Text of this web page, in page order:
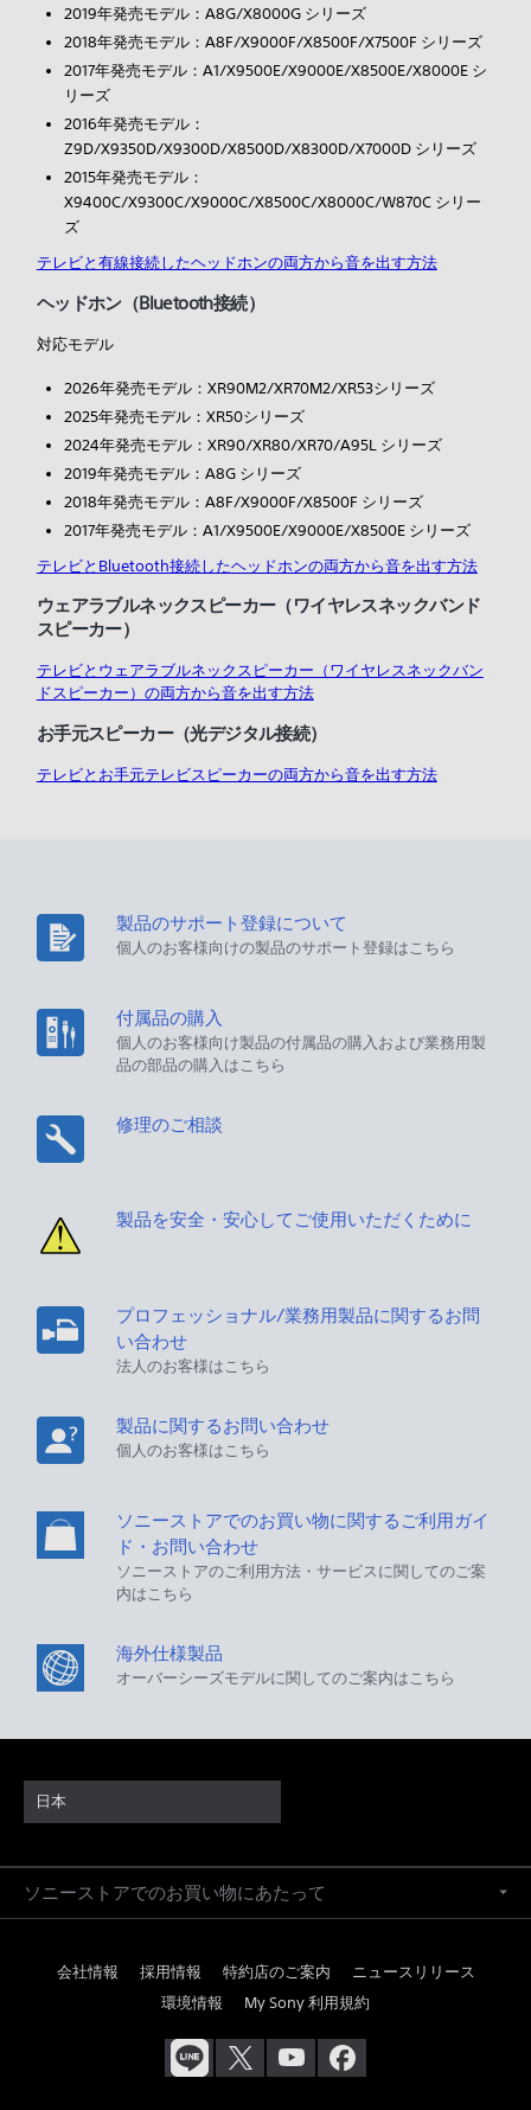
2019年発売モデル：A8G/X8000G シリーズ
2018年発売モデル：A8F/X9000F/X8500F/X7500F シリーズ
2017年発売モデル：A1/X9500E/X9000E/X8500E/X8000E シ
リーズ
2016年発売モデル：
Z9D/X9350D/X9300D/X8500D/X8300D/X7000D シリーズ
2015年発売モデル：
X9400C/X9300C/X9000C/X8500C/X8000C/W870C シリー
ズ
テレビと有線接続したヘッドホンの両方から音を出す方法
ヘッドホン（Bluetooth接続）
対応モデル
2026年発売モデル：XR90M2/XR70M2/XR53シリーズ
2025年発売モデル：XR50シリーズ
2024年発売モデル：XR90/XR80/XR70/A95L シリーズ
2019年発売モデル：A8G シリーズ
2018年発売モデル：A8F/X9000F/X8500F シリーズ
2017年発売モデル：A1/X9500E/X9000E/X8500E シリーズ
テレビとBluetooth接続したヘッドホンの両方から音を出す方法
ウェアラブルネックスピーカー（ワイヤレスネックバンド
スピーカー）
テレビとウェアラブルネックスピーカー（ワイヤレスネックバン
ドスピーカー）の両方から音を出す方法
お手元スピーカー（光デジタル接続）
テレビとお手元テレビスピーカーの両方から音を出す方法
製品のサポート登録について
個人のお客様向けの製品のサポート登録はこちら
付属品の購入
個人のお客様向け製品の付属品の購入および業務用製
品の部品の購入はこちら
修理のご相談
製品を安全・安心してご使用いただくために
プロフェッショナル/業務用製品に関するお問
い合わせ
法人のお客様はこちら
製品に関するお問い合わせ
個人のお客様はこちら
ソニーストアでのお買い物に関するご利用ガイ
ド・お問い合わせ
ソニーストアのご利用方法・サービスに関してのご案
内はこちら
海外仕様製品
オーバーシーズモデルに関してのご案内はこちら
日本
ソニーストアでのお買い物にあたって
会社情報 採用情報 特約店のご案内
ニュースリリース
環境情報
My Sony 利用規約